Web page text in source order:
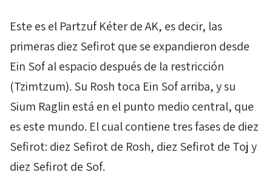
Este es el Partzuf KéterdeAK, es decir, las
primeras diez Sefirotque se expandieron desde
Ein Sofal espacio después de la restricción
(Tzimtzum). Su Rosh toca Ein Sofarriba, y su
Sium Raglin está en el punto medio central, que
es este mundo. El cual contiene tres fases de diez
Sefirot: diez Sefirotde Rosh, diez Sefirotde Toj y
diez Sefirotde Sof.